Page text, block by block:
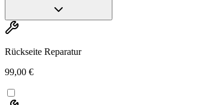
Rückseite Reparatur
99,00 €